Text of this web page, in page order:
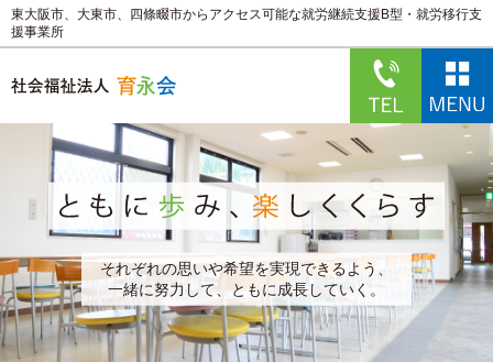
東大阪市、大東市、四條畷市からアクセス可能な就労継続支援B型・就労移行支
援事業所
それぞれの思いや希望を実現できるよう、
一緒に努力して、ともに成長していく。